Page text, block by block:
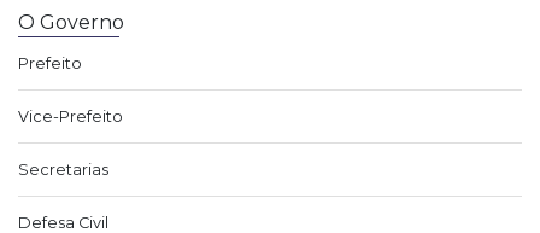
O Governo
Prefeito
Vice-Prefeito
Secretarias
Defesa Civil